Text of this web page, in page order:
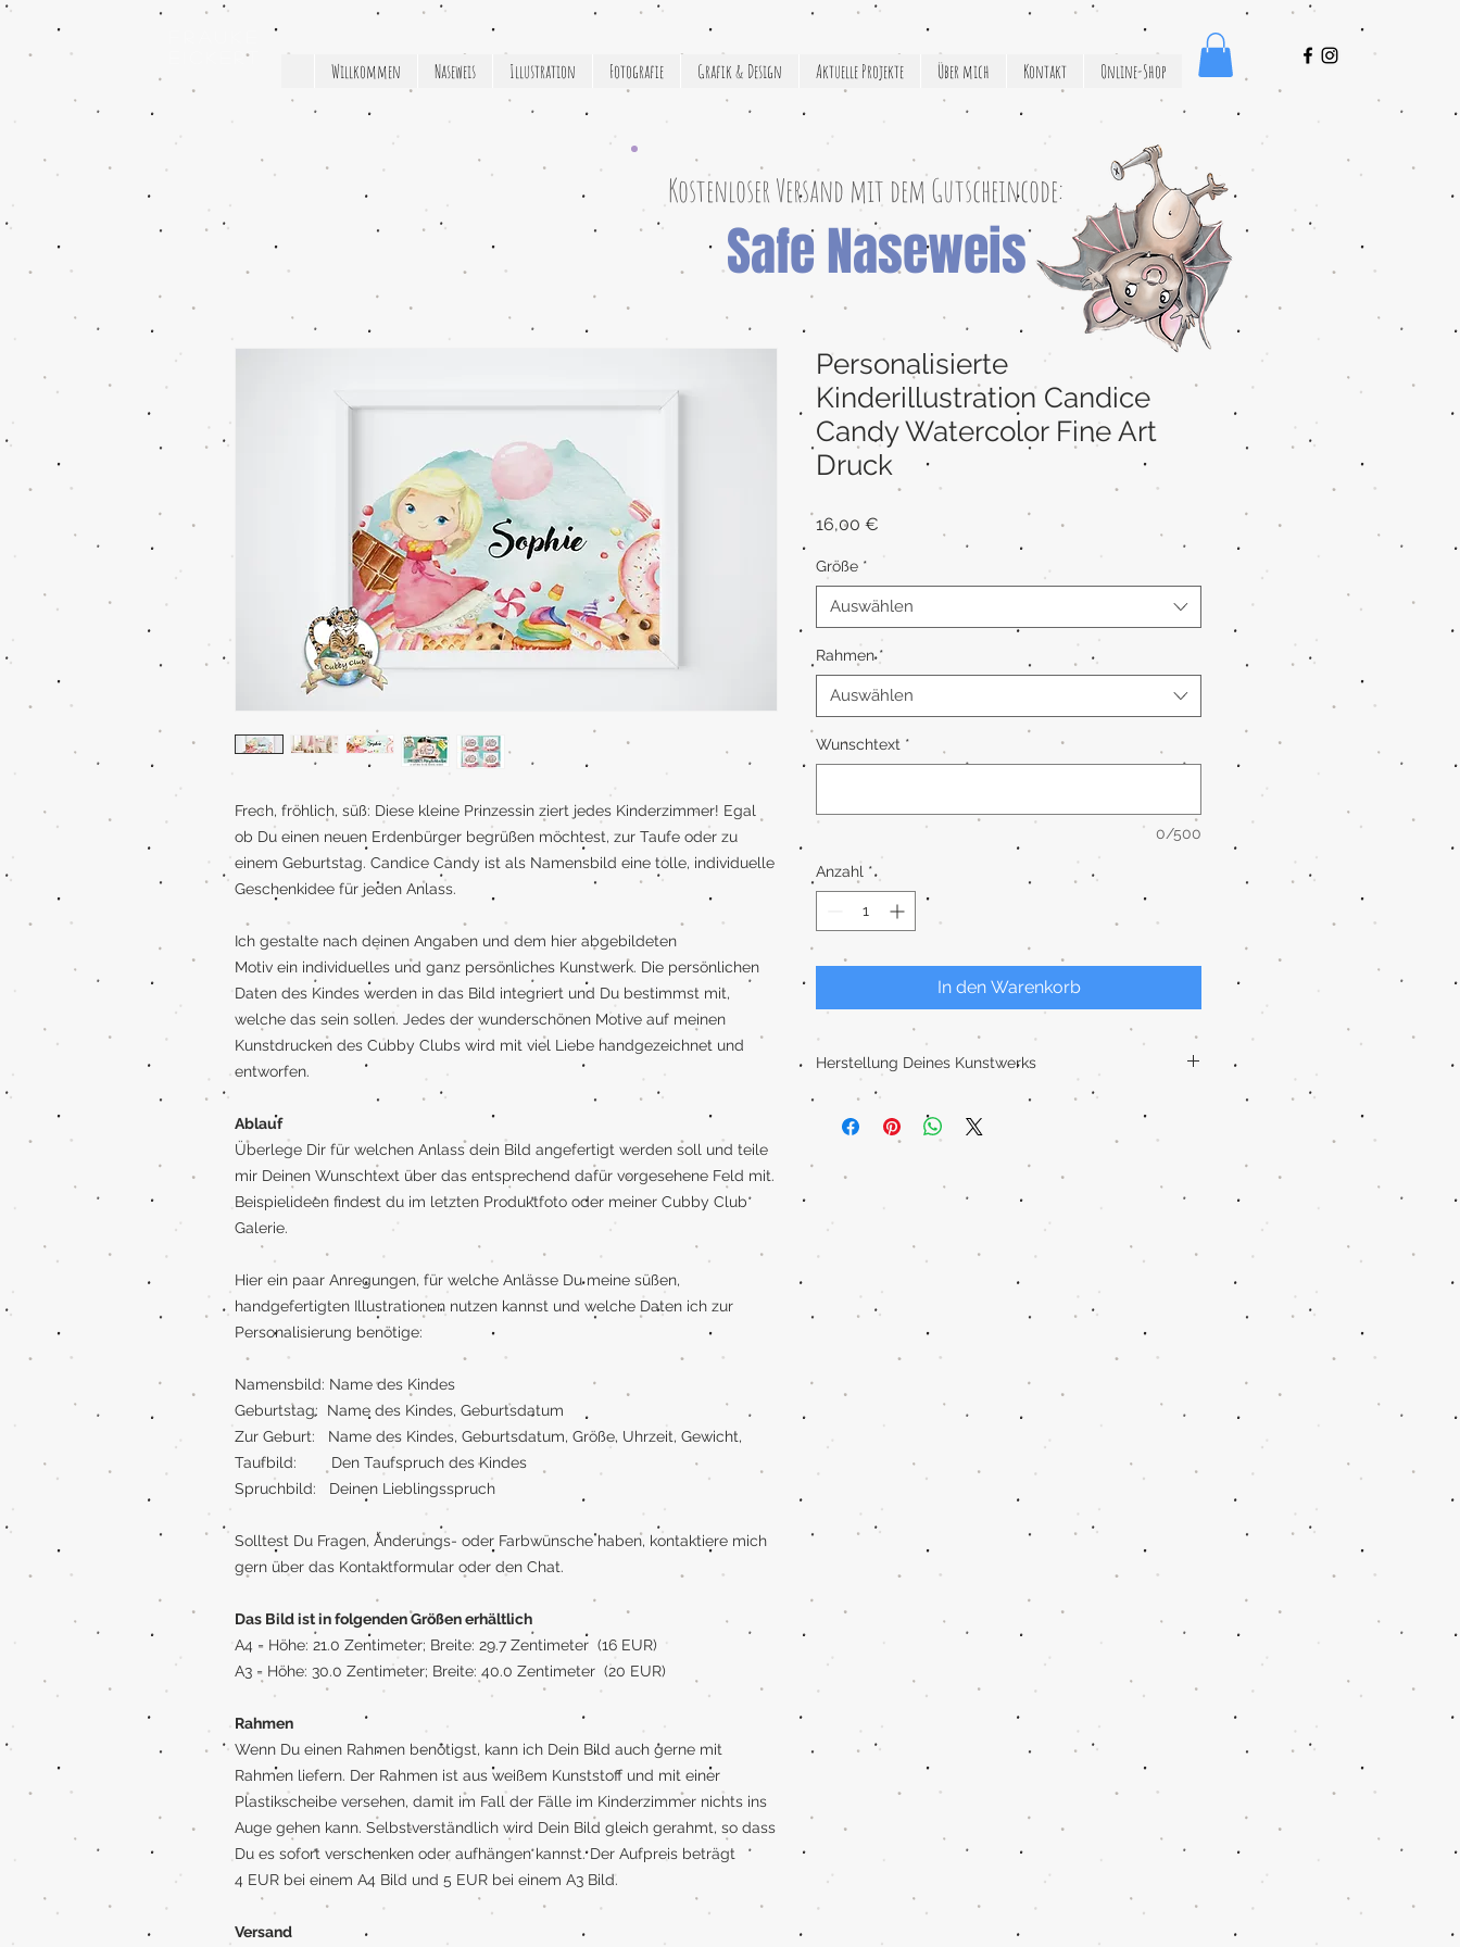
Willkommen Naseweis Illustration Fotografie Grafik & Design Aktuelle Projekte Über mich Kontakt Online-Shop
Kostenloser Versand mit dem Gutscheincode:
Safe Naseweis
Frech, fröhlich, süß: Diese kleine Prinzessin ziert jedes Kinderzimmer! Egal
ob Du einen neuen Erdenbürger begrüßen möchtest, zur Taufe oder zu
einem Geburtstag. Candice Candy ist als Namensbild eine tolle, individuelle
Geschenkidee für jeden Anlass.
Ich gestalte nach deinen Angaben und dem hier abgebildeten
Motiv ein individuelles und ganz persönliches Kunstwerk. Die persönlichen
Daten des Kindes werden in das Bild integriert und Du bestimmst mit,
welche das sein sollen. Jedes der wunderschönen Motive auf meinen
Kunstdrucken des Cubby Clubs wird mit viel Liebe handgezeichnet und
entworfen.
Ablauf
Überlege Dir für welchen Anlass dein Bild angefertigt werden soll und teile
mir Deinen Wunschtext über das entsprechend dafür vorgesehene Feld mit.
Beispielideen findest du im letzten Produktfoto oder meiner Cubby Club
Galerie.
Hier ein paar Anregungen, für welche Anlässe Du meine süßen,
handgefertigten Illustrationen nutzen kannst und welche Daten ich zur
Personalisierung benötige:
Namensbild: Name des Kindes
Geburtstag: Name des Kindes, Geburtsdatum
Zur Geburt: Name des Kindes, Geburtsdatum, Größe, Uhrzeit, Gewicht,
Taufbild: Den Taufspruch des Kindes
Spruchbild: Deinen Lieblingsspruch
Solltest Du Fragen, Änderungs- oder Farbwünsche haben, kontaktiere mich
gern über das Kontaktformular oder den Chat.
Das Bild ist in folgenden Größen erhältlich
A4 = Höhe: 21.0 Zentimeter; Breite: 29.7 Zentimeter (16 EUR)
A3 = Höhe: 30.0 Zentimeter; Breite: 40.0 Zentimeter (20 EUR)
Rahmen
Wenn Du einen Rahmen benötigst, kann ich Dein Bild auch gerne mit
Rahmen liefern. Der Rahmen ist aus weißem Kunststoff und mit einer
Plastikscheibe versehen, damit im Fall der Fälle im Kinderzimmer nichts ins
Auge gehen kann. Selbstverständlich wird Dein Bild gleich gerahmt, so dass
Du es sofort verschenken oder aufhängen kannst. Der Aufpreis beträgt
4 EUR bei einem A4 Bild und 5 EUR bei einem A3 Bild.
Versand
Personalisierte
Kinderillustration Candice
Candy Watercolor Fine Art
Druck
16,00 €
Größe *
Auswählen
Rahmen *
Auswählen
Wunschtext *
0/500
Anzahl *
In den Warenkorb
Herstellung Deines Kunstwerks
Frisch aus meinem Atelier in der Lüneburger
Heide! Ich gestalte nach Deinen Angaben ein
individuelles und ganz persönliches Kunstwerk.
Die Bilder werden handgezeichnet, mit einer
meinem Graphictablet und danach gehen sie in den
Du erhältst einen hochwertigen, individualisierten
Kunstdruck auf einem festen Fine Art Papier. Dieses
eine Grammatur von 220 g/m².
Eickert